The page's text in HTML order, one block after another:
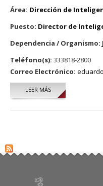
Área: Dirección de
Puesto: Director de
Dependencia / Organismo:
Teléfono(s): 333818-2800
Correo Electrónico:
LEER MÁSSOBRE EDUARDO